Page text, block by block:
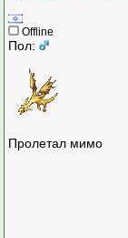
Offline
Пол:
Пролетал мимо